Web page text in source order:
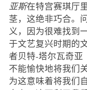
亚斯在特宫赛琪厅
茎，这绝非巧合。
义，因为很难找到
于文艺复兴时期的
者贝特-塔尔瓦奇亚
不能愉快地将我们
为这意味着将我们